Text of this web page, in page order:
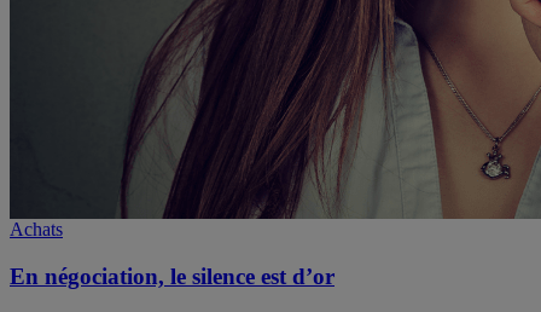
Achats
En négociation, le silence est d’or